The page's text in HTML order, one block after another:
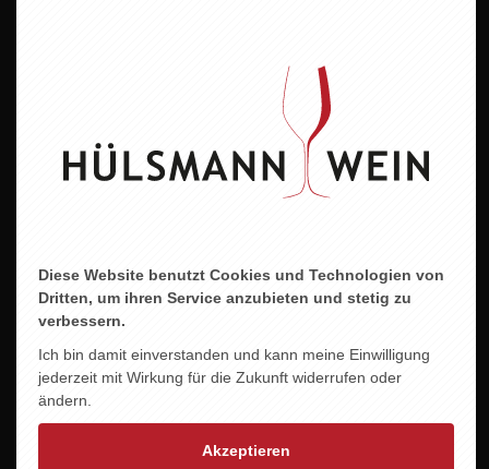
13,0 % vol.
ZU DIESEM PRODUKT PASST ...
Diese Website benutzt Cookies und Technologien von
Dritten, um ihren Service anzubieten und stetig zu
verbessern.
Ich bin damit einverstanden und kann meine Einwilligung
jederzeit mit Wirkung für die Zukunft widerrufen oder
ändern.
Akzeptieren